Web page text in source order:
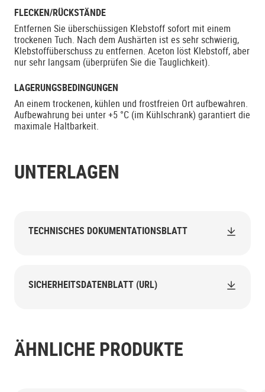
FLECKEN/RÜCKSTÄNDE
Entfernen Sie überschüssigen Klebstoff sofort mit einem
trockenen Tuch. Nach dem Aushärten ist es sehr schwierig,
Klebstoffüberschuss zu entfernen. Aceton löst Klebstoff, aber
nur sehr langsam (überprüfen Sie die Tauglichkeit).
LAGERUNGSBEDINGUNGEN
An einem trockenen, kühlen und frostfreien Ort aufbewahren.
Aufbewahrung bei unter +5 °C (im Kühlschrank) garantiert die
maximale Haltbarkeit.
UNTERLAGEN
TECHNISCHES DOKUMENTATIONSBLATT
SICHERHEITSDATENBLATT (URL)
ÄHNLICHE PRODUKTE